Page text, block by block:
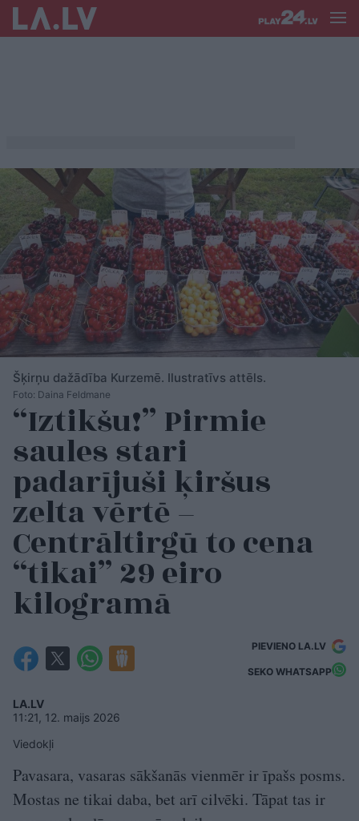
Šķirņu dažādība Kurzemē. Ilustratīvs attēls.
Foto: Daina Feldmane
“Iztikšu!” Pirmie
saules stari
padarījuši ķiršus
zelta vērtē –
Centrāltirgū to cena
“tikai” 29 eiro
kilogramā
PIEVIENO LA.LV
SEKO WHATSAPP
LA.LV
11:21, 12. maijs 2026
Viedokļi
Pavasara, vasaras sākšanās vienmēr ir īpašs posms.
Mostas ne tikai daba, bet arī cilvēki. Tāpat tas ir